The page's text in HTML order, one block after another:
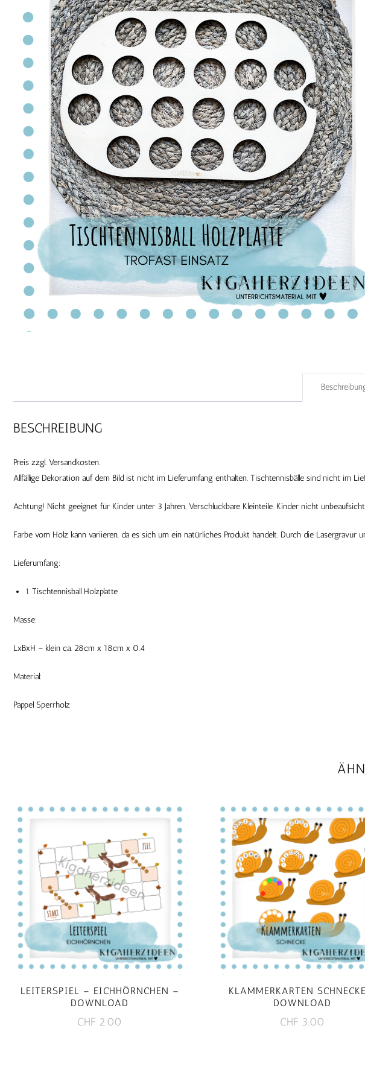
BESCHREIBUNG
Preis zzgl. Versandkosten.
Allfällige Dekoration auf dem Bild ist nicht im Lieferumfang enthalten. Tischtennisbälle sind nicht im
Achtung! Nicht geeignet für Kinder unter 3 Jahren. Verschluckbare Kleinteile. Kinder nicht
Farbe vom Holz kann variieren, da es sich um ein natürliches Produkt handelt. Durch die
Lieferumfang:
1 Tischtennisball Holzplatte
Masse:
LxBxH – klein ca. 28cm x 18cm x 0.4
Material:
Pappel Sperrholz
LEITERSPIEL – EICHHÖRNCHEN –
DOWNLOAD
CHF 2.00
KLAMMERKARTEN
DOWNLOAD
CHF 3.00